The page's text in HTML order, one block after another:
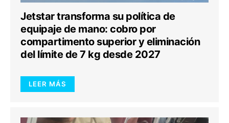
Jetstar transforma su política de
equipaje de mano: cobro por
compartimento superior y eliminación
del límite de 7 kg desde 2027
LEER MÁS